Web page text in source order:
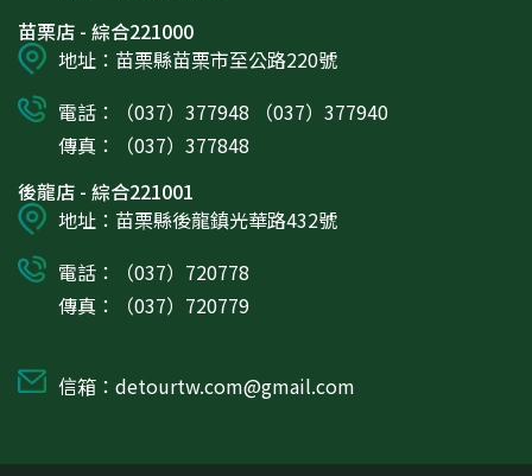
苗栗店 - 綜合221000
地址：苗栗縣苗栗市至公路220號
電話：（037）377948 （037）377940
傳真：（037）377848
後龍店 - 綜合221001
地址：苗栗縣後龍鎮光華路432號
電話：（037）720778
傳真：（037）720779
信箱：detourtw.com@gmail.com